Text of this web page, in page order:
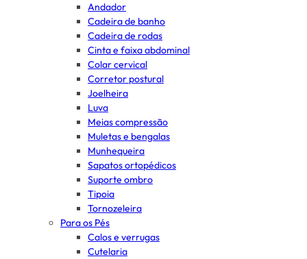
Andador
Cadeira de banho
Cadeira de rodas
Cinta e faixa abdominal
Colar cervical
Corretor postural
Joelheira
Luva
Meias compressão
Muletas e bengalas
Munhequeira
Sapatos ortopédicos
Suporte ombro
Tipoia
Tornozeleira
Para os Pés
Calos e verrugas
Cutelaria